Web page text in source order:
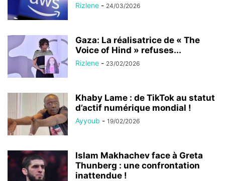
Rizlene - 24/03/2026
Gaza: La réalisatrice de « The
Voice of Hind » refuses...
Rizlene - 23/02/2026
Khaby Lame : de TikTok au statut
d’actif numérique mondial !
Ayyoub - 19/02/2026
Islam Makhachev face à Greta
Thunberg : une confrontation
inattendue !